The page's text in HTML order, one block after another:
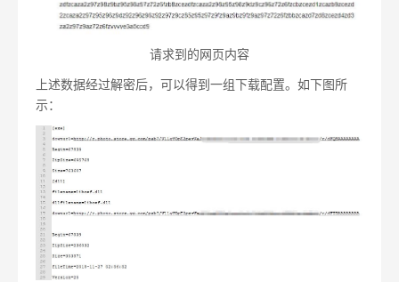
请求到的网页内容
上述数据经过解密后，可以得到一组下载配置。如下图所
示：